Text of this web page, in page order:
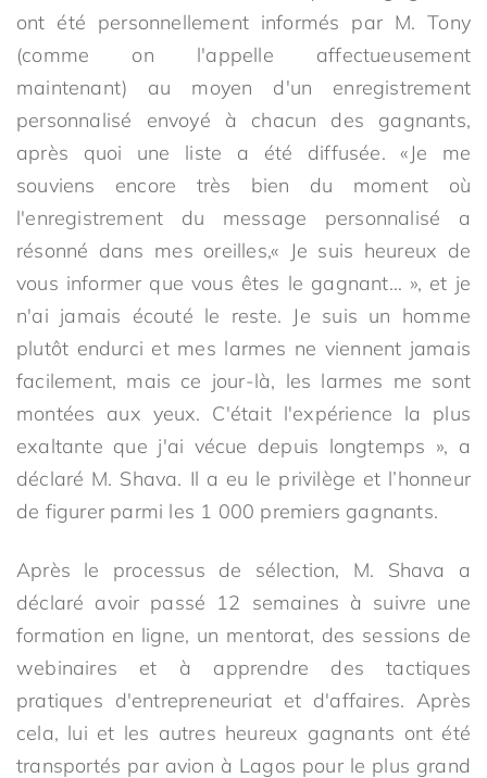
ont été personnellement informés par M. Tony
(comme on l'appelle affectueusement
maintenant) au moyen d'un enregistrement
personnalisé envoyé à chacun des gagnants,
après quoi une liste a été diffusée. «Je me
souviens encore très bien du moment où
l'enregistrement du message personnalisé a
résonné dans mes oreilles,« Je suis heureux de
vous informer que vous êtes le gagnant… », et je
n'ai jamais écouté le reste. Je suis un homme
plutôt endurci et mes larmes ne viennent jamais
facilement, mais ce jour-là, les larmes me sont
montées aux yeux. C'était l'expérience la plus
exaltante que j'ai vécue depuis longtemps », a
déclaré M. Shava. Il a eu le privilège et l’honneur
de figurer parmi les 1 000 premiers gagnants.
Après le processus de sélection, M. Shava a
déclaré avoir passé 12 semaines à suivre une
formation en ligne, un mentorat, des sessions de
webinaires et à apprendre des tactiques
pratiques d'entrepreneuriat et d'affaires. Après
cela, lui et les autres heureux gagnants ont été
transportés par avion à Lagos pour le plus grand